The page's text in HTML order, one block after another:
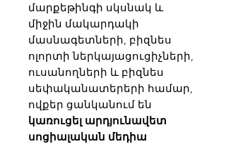
մարքեթինգի սկսնակ և
միջին մակարդակի
մասնագետների, բիզնես
ոլորտի ներկայացուցիչների,
ուսանողների և բիզնես
սեփականատերերի համար,
ովքեր ցանկանում են
կառուցել արդյունավետ
սոցիալական մեդիա